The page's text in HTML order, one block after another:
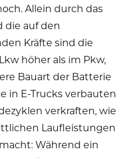
Allein durch das
die auf den
Kräfte sind die
höher als im Pkw,
Bauart der Batterie
in E-Trucks verbauten
verkraften, wie
Laufleistungen
Während ein